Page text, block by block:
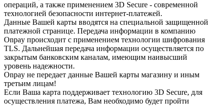
операций, а также применением 3D Secure - современной
технологией безопасности интернет-платежей.
Данные Вашей карты вводятся на специальной защищенной
платежной странице. Передача информации в компанию
Onpay происходит с применением технологии шифрования
TLS. Дальнейшая передача информации осуществляется по
закрытым банковским каналам, имеющим наивысший
уровень надежности.
Onpay не передает данные Вашей карты магазину и иным
третьим лицам!
Если Ваша карта поддерживает технологию 3D Secure, для
осуществления платежа, Вам необходимо будет пройти